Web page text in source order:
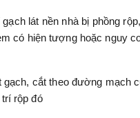
lát nền nhà bị phồng
có hiện tượng hoặc nguy
cắt theo đường mạch
rộp đó